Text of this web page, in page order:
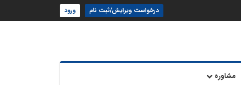
درخواست ویرایش/ثبت نام ورود
مشاوره